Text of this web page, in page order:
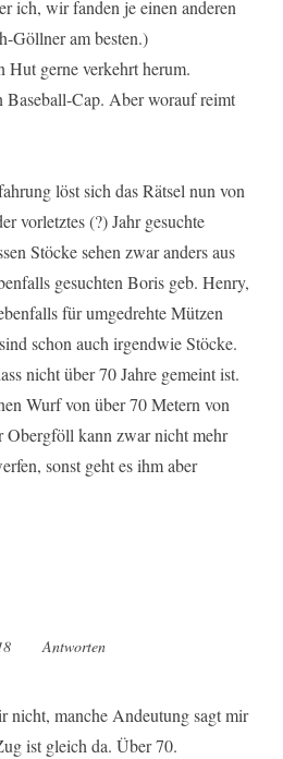
ich, wir fanden je einen anderen
Göllner am besten.)
gerne verkehrt herum.
Cap. Aber worauf reimt
löst sich das Rätsel nun von
vorletztes (?) Jahr gesuchte
Stöcke sehen zwar anders aus
gesuchten Boris geb. Henry,
für umgedrehte Mützen
schon auch irgendwie Stöcke.
nicht über 70 Jahre gemeint ist.
Wurf von über 70 Metern von
kann zwar nicht mehr
sonst geht es ihm aber
18:05
Antworten
nicht, manche Andeutung sagt mir
ist gleich da. Über 70.